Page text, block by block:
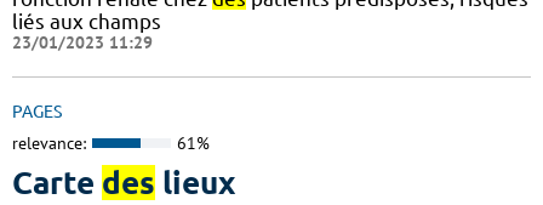
liés aux champs
23/01/2023 11:29
PAGES
relevance: 61%
Carte des lieux